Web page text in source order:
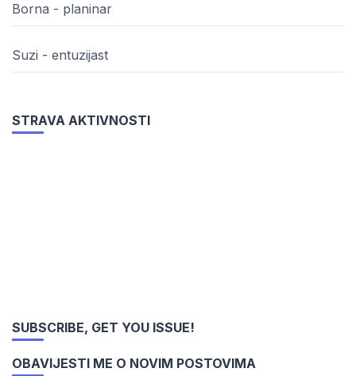
Borna - planinar
Suzi - entuzijast
STRAVA AKTIVNOSTI
SUBSCRIBE, GET YOU ISSUE!
OBAVIJESTI ME O NOVIM POSTOVIMA